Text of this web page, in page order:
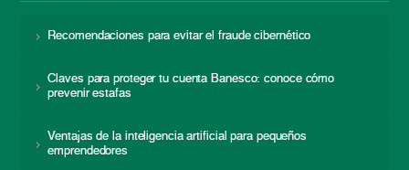
Recomendaciones para evitar el fraude cibernético
Claves para proteger tu cuenta Banesco: conoce cómo
prevenir estafas
Ventajas de la inteligencia artificial para pequeños
emprendedores